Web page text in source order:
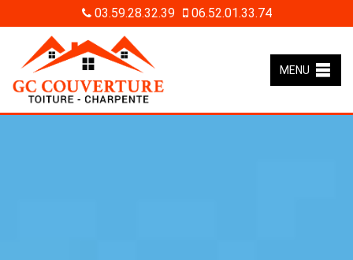
03.59.28.32.39 06.52.01.33.74
MENU